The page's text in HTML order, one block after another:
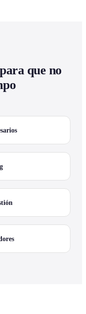
que no